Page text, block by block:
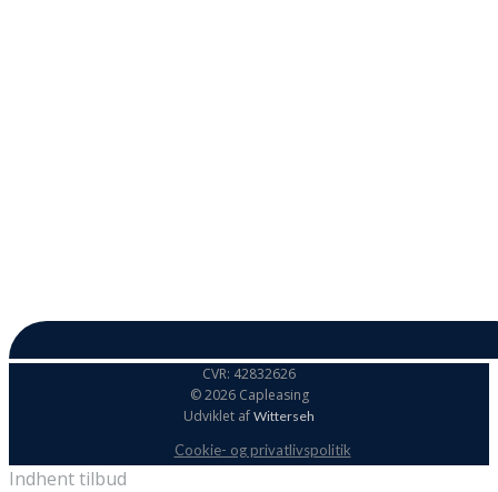
CVR: 42832626
© 2026 Capleasing
Udviklet af Witterseh
Cookie- og privatlivspolitik
Indhent tilbud